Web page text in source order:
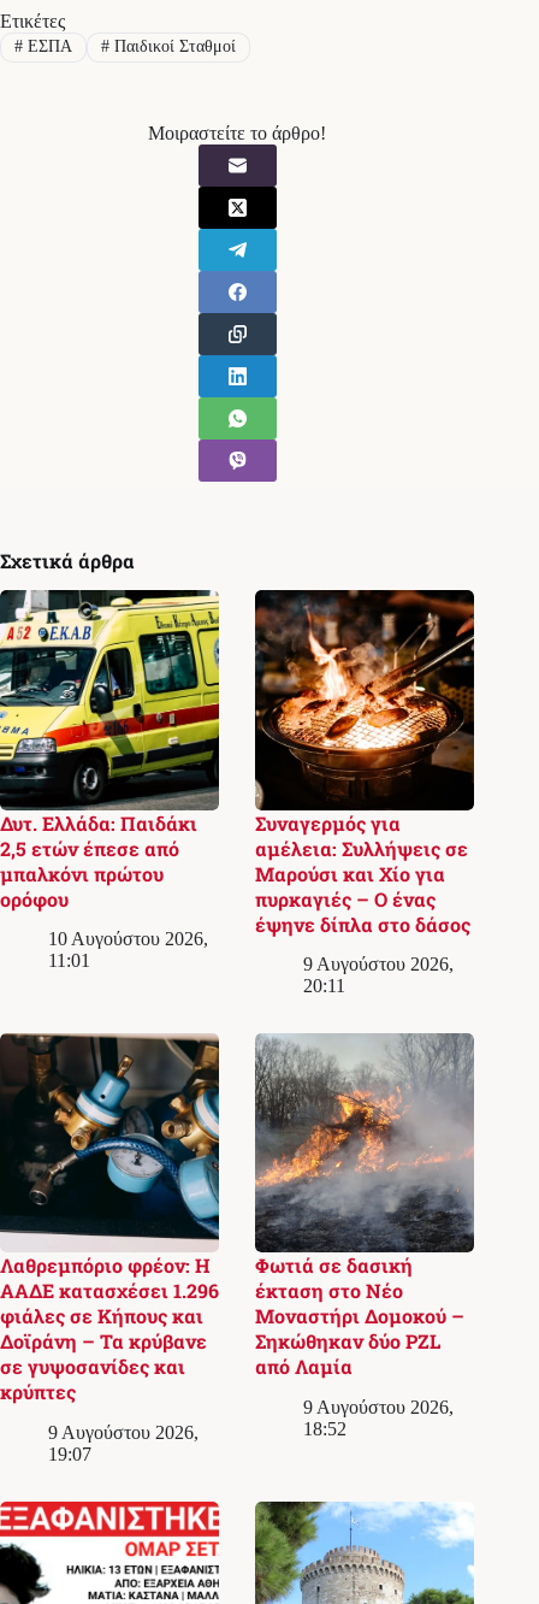
Ετικέτες
#ΕΣΠΑ #Παιδικοί Σταθμοί
Μοιραστείτε το άρθρο!
Σχετικά άρθρα
Δυτ. Ελλάδα: Παιδάκι
2,5 ετών έπεσε από
μπαλκόνι πρώτου
ορόφου
10 Αυγούστου 2026,
11:01
Συναγερμός για
αμέλεια: Συλλήψεις σε
Μαρούσι και Χίο για
πυρκαγιές – Ο ένας
έψηνε δίπλα στο δάσος
9 Αυγούστου 2026,
20:11
Λαθρεμπόριο φρέον: Η
ΑΑΔΕ κατασχέσει 1.296
φιάλες σε Κήπους και
Δοϊράνη – Τα κρύβανε
σε γυψοσανίδες και
κρύπτες
9 Αυγούστου 2026,
19:07
Φωτιά σε δασική
έκταση στο Νέο
Μοναστήρι Δομοκού –
Σηκώθηκαν δύο PZL
από Λαμία
9 Αυγούστου 2026,
18:52